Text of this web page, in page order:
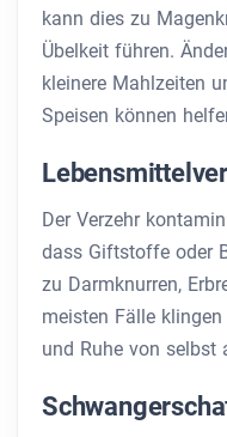
kann dies zu
Übelkeit führen.
kleinere Mahlzeiten
Speisen können
Der Verzehr
dass Giftstoffe oder
zu Darmknurren,
meisten Fälle
und Ruhe von selbst